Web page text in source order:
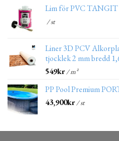
Lim för PVC TANGIT
/ st
Liner 3D PCV
tjocklek 2 mm bredd
549kr/ m²
PP Pool Premium
43,900kr/ st